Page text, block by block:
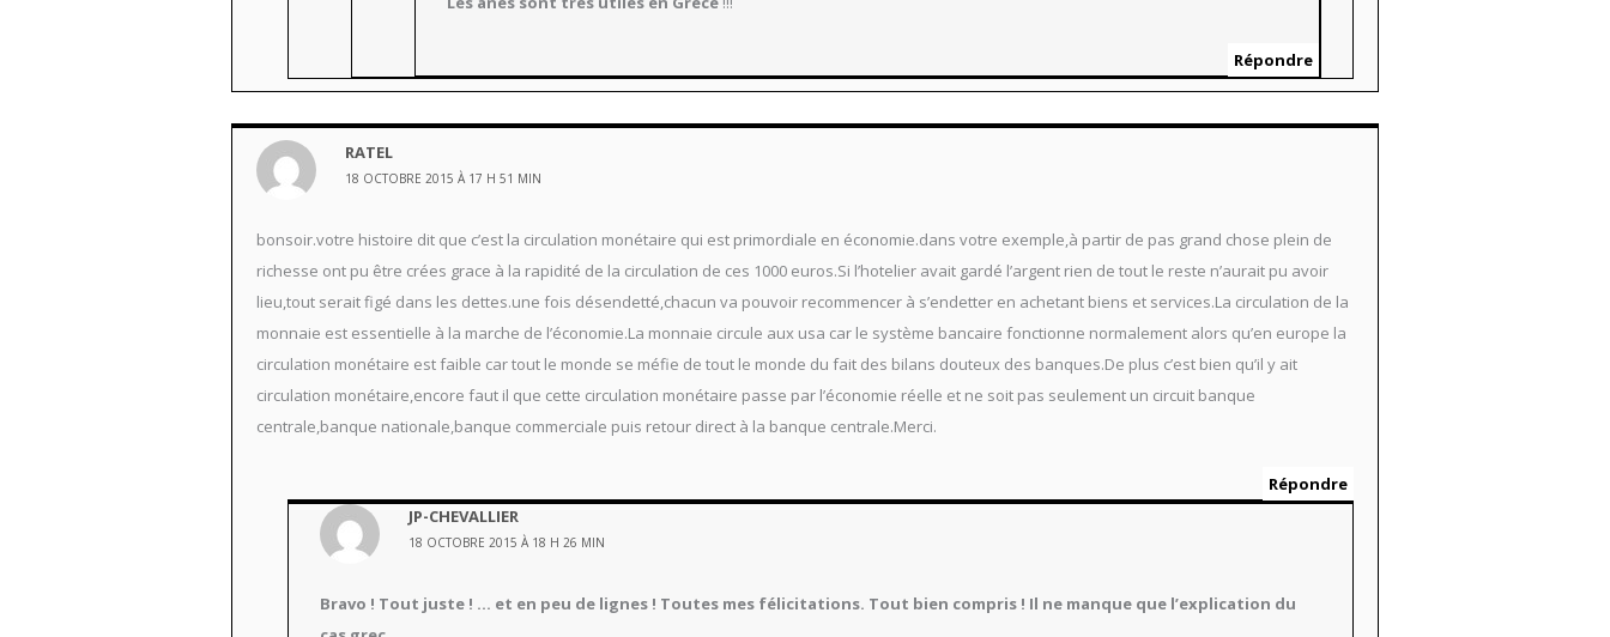
Répondre
RATEL
18 OCTOBRE 2015 À 17 H 51 MIN
bonsoir.votre histoire dit que c’est la circulation monétaire qui est primordiale en économie.dans votre exemple,à partir de pas grand chose plein de
richesse ont pu être crées grace à la rapidité de la circulation de ces 1000 euros.Si l’hotelier avait gardé l’argent rien de tout le reste n’aurait pu avoir
lieu,tout serait figé dans les dettes.une fois désendetté,chacun va pouvoir recommencer à s’endetter en achetant biens et services.La circulation de la
monnaie est essentielle à la marche de l’économie.La monnaie circule aux usa car le système bancaire fonctionne normalement alors qu’en europe la
circulation monétaire est faible car tout le monde se méfie de tout le monde du fait des bilans douteux des banques.De plus c’est bien qu’il y ait
circulation monétaire,encore faut il que cette circulation monétaire passe par l’économie réelle et ne soit pas seulement un circuit banque
centrale,banque nationale,banque commerciale puis retour direct à la banque centrale.Merci.
Répondre
JP-CHEVALLIER
18 OCTOBRE 2015 À 18 H 26 MIN
Bravo ! Tout juste ! … et en peu de lignes ! Toutes mes félicitations. Tout bien compris ! Il ne manque que l’explication du